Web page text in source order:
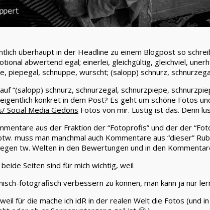
überhaupt in der Headline zu einem Blogpost so
abwertend egal; einerlei, gleichgültig, gleichviel,
piepegal, schnuppe, wurscht; (salopp) schnurz,
“(salopp) schnurz, schnurzegal, schnurzpiepe,
konkret in dem Post? Es geht um schöne Fotos
Social Media Gedöns Fotos von mir. Lustig ist das. Denn
aus der Fraktion der “Fotoprofis” und der der
muss man manchmal auch Kommentare aus “dieser”
tw. Welten in den Bewertungen und in den
Seiten sind für mich wichtig, weil
fotografisch verbessern zu können, man kann ja nur
für die mache ich idR in der realen Welt die Fotos (und